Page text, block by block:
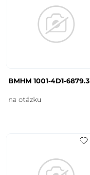
BMHM 1001-4D1-6879.3
na otázku